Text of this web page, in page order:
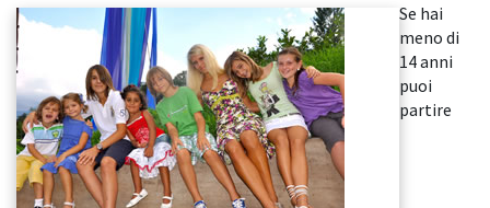
Se hai
meno di
14 anni
puoi
partire